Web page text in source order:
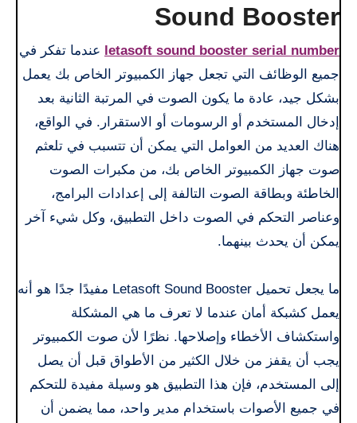
Sound Booster
letasoft sound booster serial number عندما تفكر في
جميع الوظائف التي تجعل جهاز الكمبيوتر الخاص بك يعمل
بشكل جيد، عادة ما يكون الصوت في المرتبة الثانية بعد
إدخال المستخدم أو الرسومات أو الاستقرار. في الواقع،
هناك العديد من العوامل التي يمكن أن تتسبب في تلعثم
صوت جهاز الكمبيوتر الخاص بك، من مكبرات الصوت
الخاطئة وبطاقة الصوت التالفة إلى إعدادات البرامج،
وعناصر التحكم في الصوت داخل التطبيق، وكل شيء آخر
يمكن أن يحدث بينهما.
ما يجعل تحميل Letasoft Sound Booster مفيدًا جدًا هو أنه
يعمل كشبكة أمان عندما لا تعرف ما هي المشكلة
واستكشاف الأخطاء وإصلاحها. نظرًا لأن صوت الكمبيوتر
يجب أن يقفز من خلال الكثير من الأطواق قبل أن يصل
إلى المستخدم، فإن هذا التطبيق هو وسيلة مفيدة للتحكم
في جميع الأصوات باستخدام مدير واحد، مما يضمن أن